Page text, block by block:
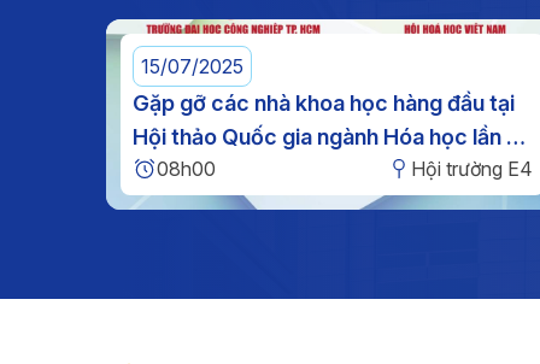
yêu nước, bồi đắp tinh thần
viên, viên chức, người lao
động và sinh viên.
15/07/2025
Gặp gỡ các nhà khoa học hàng đầu tại
Hội thảo Quốc gia ngành Hóa học lần XI
08h00 Hội trường E4